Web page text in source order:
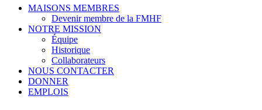
MAISONS MEMBRES
Devenir membre de la FMHF
NOTRE MISSION
Équipe
Historique
Collaborateurs
NOUS CONTACTER
DONNER
EMPLOIS